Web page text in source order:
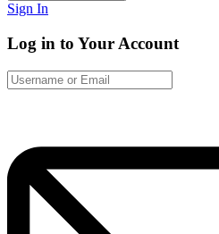
Sign In
Log in to Your Account